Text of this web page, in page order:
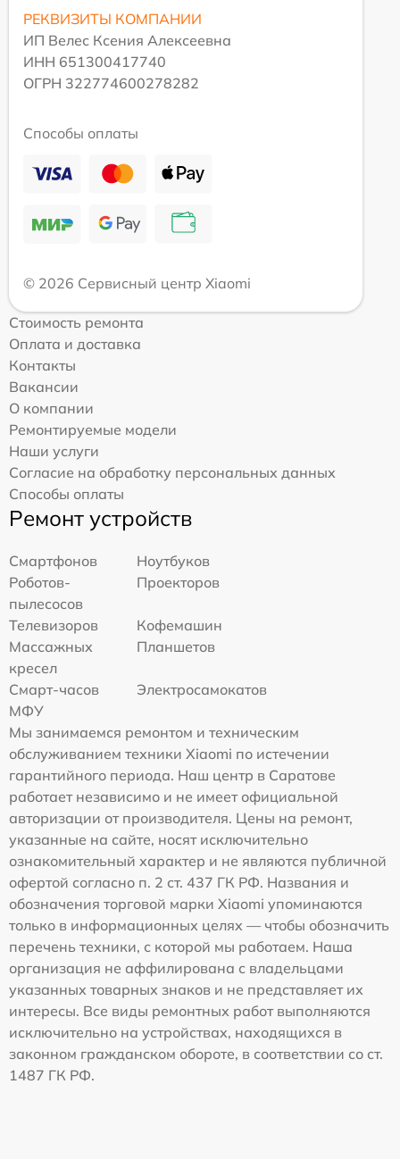
РЕКВИЗИТЫ КОМПАНИИ
ИП Велес Ксения Алексеевна
ИНН 651300417740
ОГРН 322774600278282
Способы оплаты
© 2026 Сервисный центр Xiaomi
Стоимость ремонта
Оплата и доставка
Контакты
Вакансии
О компании
Ремонтируемые модели
Наши услуги
Согласие на обработку персональных данных
Способы оплаты
Ремонт устройств
Смартфонов
Ноутбуков
Роботов-
пылесосов
Проекторов
Телевизоров
Кофемашин
Массажных
кресел
Планшетов
Смарт-часов
Электросамокатов
МФУ
Мы занимаемся ремонтом и техническим
обслуживанием техники Xiaomi по истечении
гарантийного периода. Наш центр в Саратове
работает независимо и не имеет официальной
авторизации от производителя. Цены на ремонт,
указанные на сайте, носят исключительно
ознакомительный характер и не являются публичной
офертой согласно п. 2 ст. 437 ГК РФ. Названия и
обозначения торговой марки Xiaomi упоминаются
только в информационных целях — чтобы обозначить
перечень техники, с которой мы работаем. Наша
организация не аффилирована с владельцами
указанных товарных знаков и не представляет их
интересы. Все виды ремонтных работ выполняются
исключительно на устройствах, находящихся в
законном гражданском обороте, в соответствии со ст.
1487 ГК РФ.